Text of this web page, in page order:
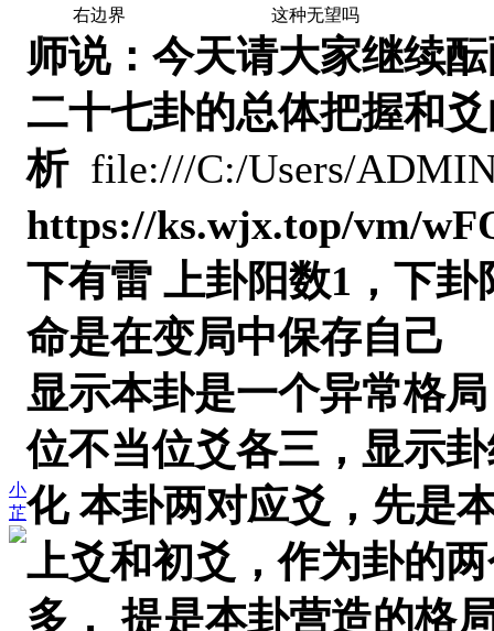
小
芷
右边界
这种无望吗
师说：今天请大家继续
二十七卦的总体把握和
析 file:///C:/Users/
https://ks.wjx.top/vm/
下有雷 上卦阳数1，下
命是在变局中保存自己
显示本卦是一个异常格
位不当位爻各三，显示
化 本卦两对应爻，先是
上爻和初爻，作为卦的
多， 提是本卦营造的格